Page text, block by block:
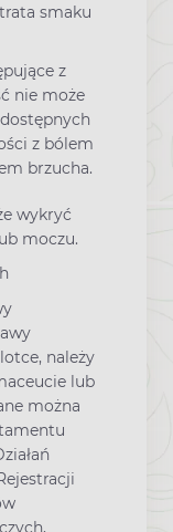
smaku
z
nie może
z bólem
brzucha.
wykryć
moczu.
należy
lub
można